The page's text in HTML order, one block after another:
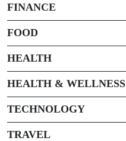
FINANCE
FOOD
HEALTH
HEALTH & WELLNESS
TECHNOLOGY
TRAVEL